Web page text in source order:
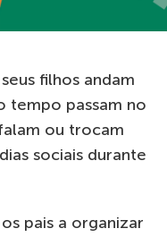
filhos andam
tempo passam no
ou trocam
sociais durante
pais a organizar